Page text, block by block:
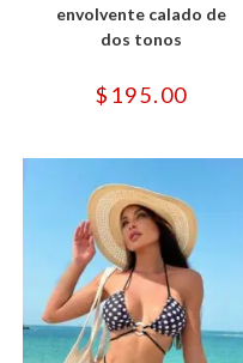
opciones
se
en
la
producto
envolvente calado de
dos tonos
$ 195.00